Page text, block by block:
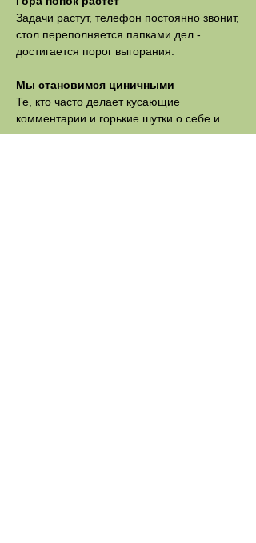
Задачи растут, телефон постоянно звонит,
стол переполняется папками дел -
достигается порог выгорания.
Мы становимся циничными
Те, кто часто делает кусающие
комментарии и горькие шутки о себе и
других, хотят уменьшить давление.